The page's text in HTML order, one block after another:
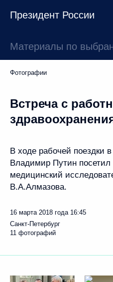
Президент России
Материалы по
Фотографии
Встреча с
В ходе рабочей поездки
Владимир Путин
медицинский
В.А.Алмазова.
16 марта 2018 года 16:45
Санкт-Петербург
11 фотографий